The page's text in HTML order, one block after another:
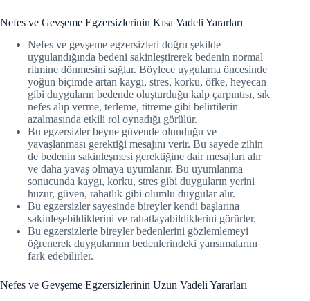
Nefes ve Gevşeme Egzersizlerinin Kısa Vadeli Yararları
Nefes ve gevşeme egzersizleri doğru şekilde
uygulandığında bedeni sakinleştirerek bedenin normal
ritmine dönmesini sağlar. Böylece uygulama öncesinde
yoğun biçimde artan kaygı, stres, korku, öfke, heyecan
gibi duyguların bedende oluşturduğu kalp çarpıntısı, sık
nefes alıp verme, terleme, titreme gibi belirtilerin
azalmasında etkili rol oynadığı görülür.
Bu egzersizler beyne güvende olunduğu ve
yavaşlanması gerektiği mesajını verir. Bu sayede zihin
de bedenin sakinleşmesi gerektiğine dair mesajları alır
ve daha yavaş olmaya uyumlanır. Bu uyumlanma
sonucunda kaygı, korku, stres gibi duyguların yerini
huzur, güven, rahatlık gibi olumlu duygular alır.
Bu egzersizler sayesinde bireyler kendi başlarına
sakinleşebildiklerini ve rahatlayabildiklerini görürler.
Bu egzersizlerle bireyler bedenlerini gözlemlemeyi
öğrenerek duygularının bedenlerindeki yansımalarını
fark edebilirler.
Nefes ve Gevşeme Egzersizlerinin Uzun Vadeli Yararları